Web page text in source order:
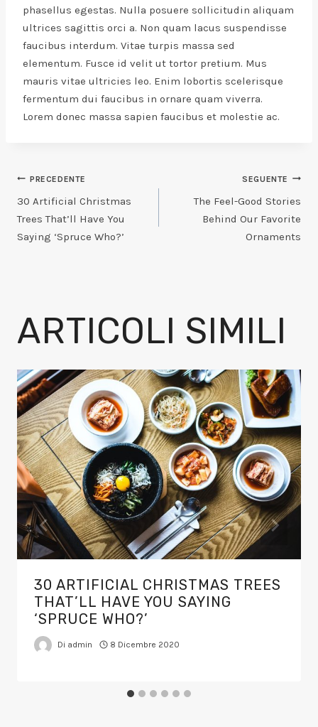
phasellus egestas. Nulla posuere sollicitudin aliquam
ultrices sagittis orci a. Non quam lacus suspendisse
faucibus interdum. Vitae turpis massa sed
elementum. Fusce id velit ut tortor pretium. Mus
mauris vitae ultricies leo. Enim lobortis scelerisque
fermentum dui faucibus in ornare quam viverra.
Lorem donec massa sapien faucibus et molestie ac.
NAVIGAZIONE
ARTICOLI
PRECEDENTE
30 Artificial Christmas
Trees That’ll Have You
Saying ‘Spruce Who?’
SEGUENTE
The Feel-Good Stories
Behind Our Favorite
Ornaments
ARTICOLI SIMILI
30 ARTIFICIAL CHRISTMAS TREES
THAT’LL HAVE YOU SAYING
‘SPRUCE WHO?’
Di admin 8 Dicembre 2020